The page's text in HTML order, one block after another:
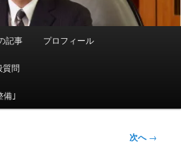
記事 プロフィール
質問
備｣
次へ→